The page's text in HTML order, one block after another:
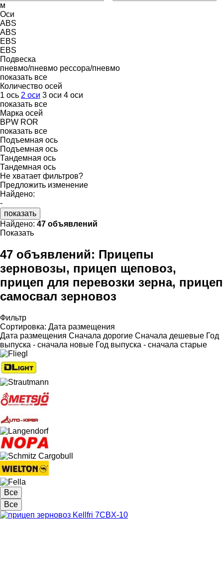
м
Оси
ABS
ABS
EBS
EBS
Подвеска
пневмо/пневмо рессора/пневмо
показать все
Количество осей
1 ось 2 оси 3 оси 4 оси
показать все
Марка осей
BPW ROR
показать все
Подъемная ось
Подъемная ось
Тандемная ось
Тандемная ось
Не хватает фильтров?
Предложить изменение
Найдено:
-
показать
Найдено: 47 объявлений
Показать
47 объявлений: Прицепы
зерновозы, прицеп щеповоз,
прицеп для перевозки зерна, прицеп
самосвал зерновоз
Фильтр
Сортировка: Дата размещения
Дата размещения Сначала дорогие Сначала дешевые Год
выпуска - сначала новые Год выпуска - сначала старые
Все
Все